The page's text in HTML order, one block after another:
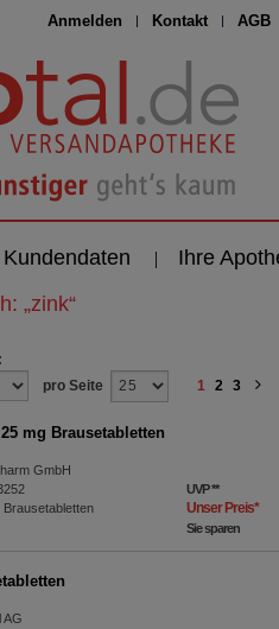
Anmelden Kontakt AGB
Kundendaten Ihre
„zink“
pro Seite
1 2 3
mg Brausetabletten
GmbH
Brausetabletten
UVP**
Unser Preis*
Sie sparen
AG